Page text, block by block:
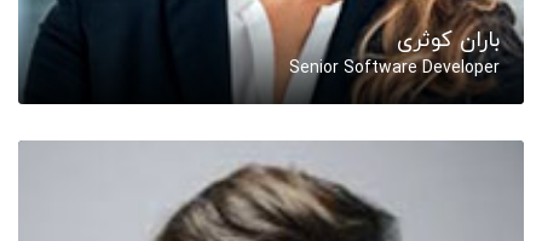
باران کوثری
Senior Software Developer